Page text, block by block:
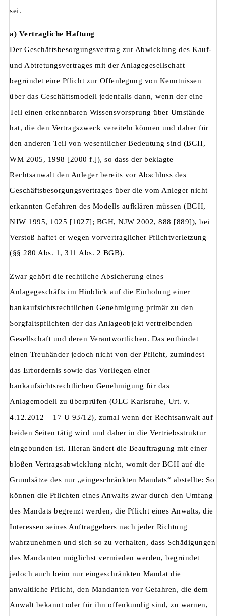
sei.
a) Vertragliche Haftung
Der Geschäftsbesorgungsvertrag zur Abwicklung des Kauf-
und Abtretungsvertrages mit der Anlagegesellschaft
begründet eine Pflicht zur Offenlegung von Kenntnissen
über das Geschäftsmodell jedenfalls dann, wenn der eine
Teil einen erkennbaren Wissensvorsprung über Umstände
hat, die den Vertragszweck vereiteln können und daher für
den anderen Teil von wesentlicher Bedeutung sind (BGH,
WM 2005, 1998 [2000 f.]), so dass der beklagte
Rechtsanwalt den Anleger bereits vor Abschluss des
Geschäftsbesorgungsvertrages über die vom Anleger nicht
erkannten Gefahren des Modells aufklären müssen (BGH,
NJW 1995, 1025 [1027]; BGH, NJW 2002, 888 [889]), bei
Verstoß haftet er wegen vorvertraglicher Pflichtverletzung
(§§ 280 Abs. 1, 311 Abs. 2 BGB).
Zwar gehört die rechtliche Absicherung eines
Anlagegeschäfts im Hinblick auf die Einholung einer
bankaufsichtsrechtlichen Genehmigung primär zu den
Sorgfaltspflichten der das Anlageobjekt vertreibenden
Gesellschaft und deren Verantwortlichen. Das entbindet
einen Treuhänder jedoch nicht von der Pflicht, zumindest
das Erfordernis sowie das Vorliegen einer
bankaufsichtsrechtlichen Genehmigung für das
Anlagemodell zu überprüfen (OLG Karlsruhe, Urt. v.
4.12.2012 – 17 U 93/12), zumal wenn der Rechtsanwalt auf
beiden Seiten tätig wird und daher in die Vertriebsstruktur
eingebunden ist. Hieran ändert die Beauftragung mit einer
bloßen Vertragsabwicklung nicht, womit der BGH auf die
Grundsätze des nur „eingeschränkten Mandats“ abstellte: So
können die Pflichten eines Anwalts zwar durch den Umfang
des Mandats begrenzt werden, die Pflicht eines Anwalts, die
Interessen seines Auftraggebers nach jeder Richtung
wahrzunehmen und sich so zu verhalten, dass Schädigungen
des Mandanten möglichst vermieden werden, begründet
jedoch auch beim nur eingeschränkten Mandat die
anwaltliche Pflicht, den Mandanten vor Gefahren, die dem
Anwalt bekannt oder für ihn offenkundig sind, zu warnen,